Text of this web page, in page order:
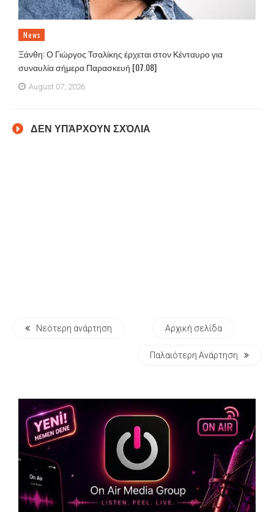
News
Ξάνθη: Ο Γιώργος Τσαλίκης έρχεται στον Κένταυρο για
συναυλία σήμερα Παρασκευή [07.08]
August 07, 2026
ΔΕΝ ΥΠΆΡΧΟΥΝ ΣΧΌΛΙΑ
Νεότερη ανάρτηση Αρχική σελίδα
Παλαιότερη Ανάρτηση